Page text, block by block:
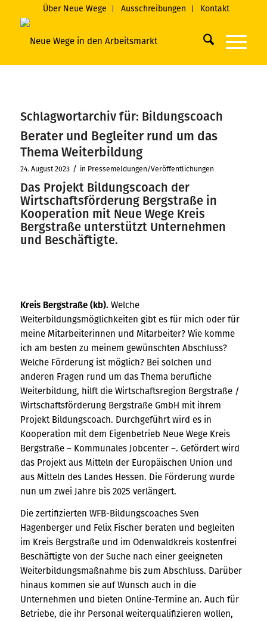
Über Neue Wege Ausschreibungen Kontakt
Schlagwortarchiv für: Bildungscoach
Berater und Begleiter rund um das
Thema Weiterbildung
24. August 2023 / in Pressemeldungen/Veröffentlichungen
Das Projekt Bildungscoach der
Wirtschaftsförderung Bergstraße in
Kooperation mit Neue Wege Kreis
Bergstraße unterstützt Unternehmen
und Beschäftigte.
Kreis Bergstraße (kb). Welche
Weiterbildungsmöglichkeiten gibt es für mich oder für
meine Mitarbeiterinnen und Mitarbeiter? Wie komme
ich am besten zu meinem gewünschten Abschluss?
Welche Förderung ist möglich? Bei solchen und
anderen Fragen rund um das Thema berufliche
Weiterbildung, hilft die Wirtschaftsregion Bergstraße /
Wirtschaftsförderung Bergstraße GmbH mit ihrem
Projekt Bildungscoach. Durchgeführt wird es in
Kooperation mit dem Eigenbetrieb Neue Wege Kreis
Bergstraße – Kommunales Jobcenter –. Gefördert wird
das Projekt aus Mitteln der Europäischen Union und
aus Mitteln des Landes Hessen. Die Förderung wurde
nun um zwei Jahre bis 2025 verlängert.
Die zertifizierten WFB-Bildungscoaches Sven
Hagenberger und Felix Fischer beraten und begleiten
im Kreis Bergstraße und im Odenwaldkreis kostenfrei
Beschäftigte von der Suche nach einer geeigneten
Weiterbildungsmaßnahme bis zum Abschluss. Darüber
hinaus kommen sie auf Wunsch auch in die
Unternehmen und bieten Online-Termine an. Auch für
Betriebe, die ihr Personal weiterqualifizieren wollen,